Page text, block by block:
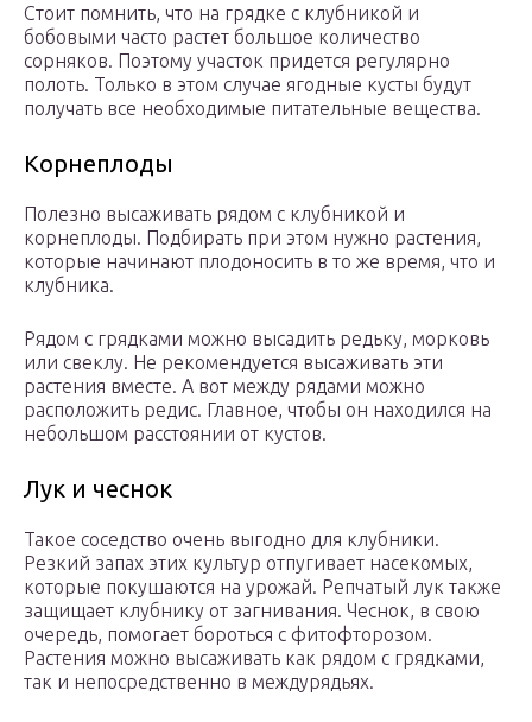
Стоит помнить, что на грядке с клубникой и
бобовыми часто растет большое количество
сорняков. Поэтому участок придется регулярно
полоть. Только в этом случае ягодные кусты будут
получать все необходимые питательные вещества.
Корнеплоды
Полезно высаживать рядом с клубникой и
корнеплоды. Подбирать при этом нужно растения,
которые начинают плодоносить в то же время, что и
клубника.
Рядом с грядками можно высадить редьку, морковь
или свеклу. Не рекомендуется высаживать эти
растения вместе. А вот между рядами можно
расположить редис. Главное, чтобы он находился на
небольшом расстоянии от кустов.
Лук и чеснок
Такое соседство очень выгодно для клубники.
Резкий запах этих культур отпугивает насекомых,
которые покушаются на урожай. Репчатый лук также
защищает клубнику от загнивания. Чеснок, в свою
очередь, помогает бороться с фитофторозом.
Растения можно высаживать как рядом с грядками,
так и непосредственно в междурядьях.